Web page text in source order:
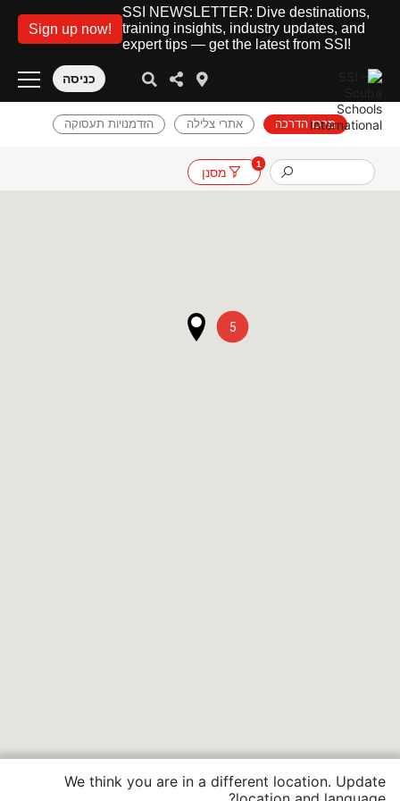
SSI NEWSLETTER: Dive destinations,
training insights, industry updates, and
expert tips — get the latest from SSI!
Sign up now!
כניסה
מרכז הדרכה אתרי צלילה הזדמנויות תעסוקה
מסנן
1
5
We think you are in a different location. Update